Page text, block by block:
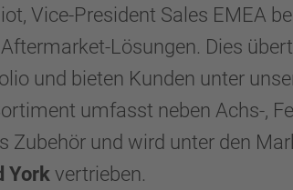
Vice-President Sales EMEA
Lösungen. Dies
und bieten Kunden unter
umfasst neben Achs-,
Zubehör und wird unter den
York vertrieben.